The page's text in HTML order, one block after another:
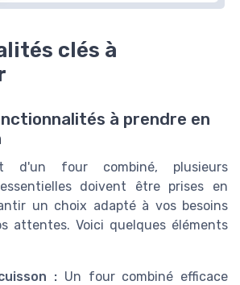
clés à
à prendre en
d'un four combiné, plusieurs
doivent être prises en
un choix adapté à vos besoins
attentes. Voici quelques éléments
: Un four combiné efficace